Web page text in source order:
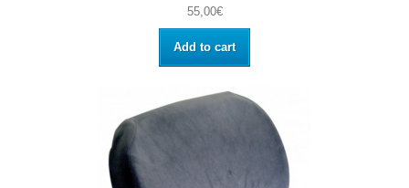
55,00€
Add to cart